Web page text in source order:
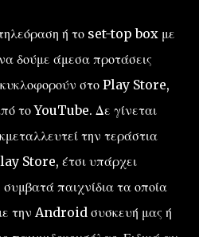
ή το set-top box με
δούμε άμεσα προτάσεις
στο Play Store,
το YouTube. Δε γίνεται
την τεράστια
Store, έτσι υπάρχει
παιχνίδια τα οποία
την Android συσκευή μας ή